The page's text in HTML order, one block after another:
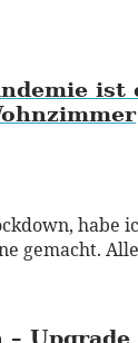
habe
gemacht.
– Upgrade